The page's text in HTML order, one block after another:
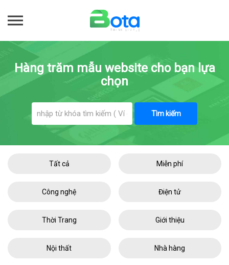
Hàng trăm mẫu website cho bạn lựa
chọn
Tìm kiếm
Tất cả Miễn phí
Công nghệ Điện tử
Thời Trang Giới thiệu
Nội thất Nhà hàng